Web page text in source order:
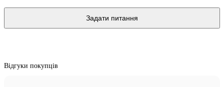
Задати питання
Відгуки покупців